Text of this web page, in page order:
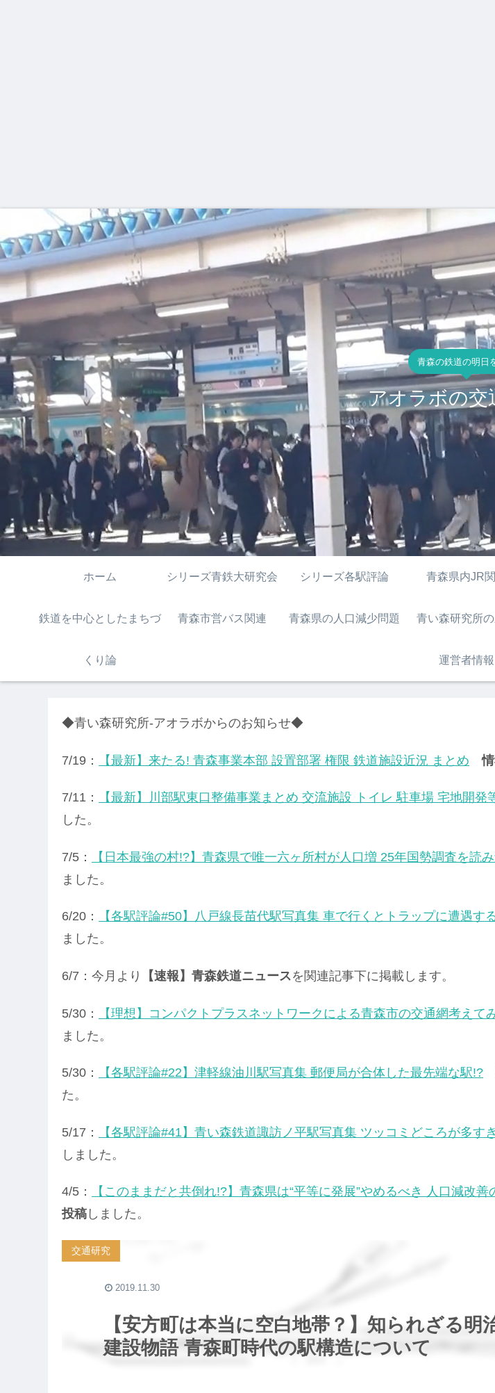
青森の鉄道の明日
アオラボの交
ホーム シリーズ青鉄大研究会 シリーズ各駅評論 青森県内JR
鉄道を中心としたまちづ
くり論
青森市営バス関連 青森県の人口減少問題 青い森研究所
運営者情報
◆青い森研究所-アオラボからのお知らせ◆
7/19： 【最新】来たる! 青森事業本部 設置部署 権限 鉄道施設近況 まとめ
7/11： 【最新】川部駅東口整備事業まとめ 交流施設 トイレ 駐車場 宅地開発
した。
7/5： 【日本最強の村!?】青森県で唯一六ヶ所村が人口増 25年国勢調査を読み
ました。
6/20： 【各駅評論#50】八戸線長苗代駅写真集 車で行くとトラップに遭遇す
ました。
6/7：今月より 【速報】青森鉄道ニュースを関連記事下に掲載します。
5/30： 【理想】コンパクトプラスネットワークによる青森市の交通網考えて
ました。
5/30： 【各駅評論#22】津軽線油川駅写真集 郵便局が合体した最先端な駅!?
た。
5/17： 【各駅評論#41】青い森鉄道諏訪ノ平駅写真集 ツッコミどころが多す
しました。
4/5： 【このままだと共倒れ!?】青森県は“平等に発展”やめるべき 人口減改善
投稿 しました。
【安方町は本当に空白地帯？】知られざる明
建設物語 青森町時代の駅構造について
交通研究
2019.11.30